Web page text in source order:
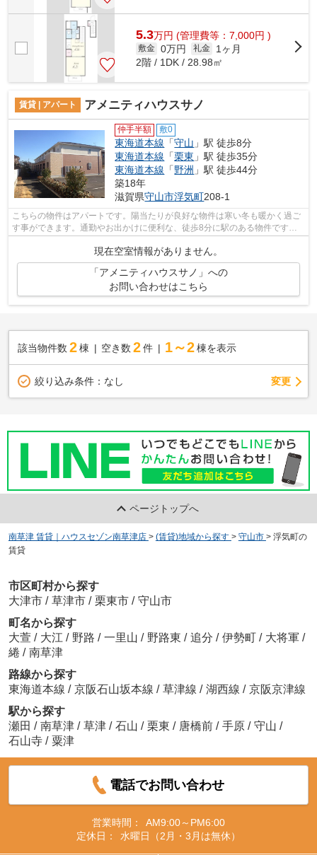
5.3万円 (管理費等：7,000円 )
敷金 0万円 礼金
1ヶ月
2階 / 1DK / 28.98㎡
賃貸 | アパート アメニティハウスサノ
仲手半額 敷0
東海道本線 「守山 」駅 徒歩8分
東海道本線 「栗東 」駅 徒歩35分
東海道本線 「野洲 」駅 徒歩44分
築18年
滋賀県守山市浮気町208-1
こちらの物件はアパートです。陽当たりが良好な物件は寒い冬も暖かく過ご
す事ができます。通勤やお出かけに便利な、徒歩8分に駅のある物件です。
現在空室情報がありません。
「アメニティハウスサノ」への
お問い合わせはこちら
該当物件数 2棟 空き数 2 件 1～2 棟を表示
絞り込み条件： なし 変更
ページトップへ
南草津 賃貸｜ハウスセゾン南草津店 > (賃貸)地域から探す > 守山市 > 浮気町の
賃貸
市区町村から探す
大津市 / 草津市 / 栗東市 / 守山市
町名から探す
大萱 / 大江 / 野路 / 一里山 / 野路東 / 追分 / 伊勢町 / 大将軍 /
綣 / 南草津
路線から探す
東海道本線 / 京阪石山坂本線 / 草津線 / 湖西線 / 京阪京津線
駅から探す
瀬田 / 南草津 / 草津 / 石山 / 栗東 / 唐橋前 / 手原 / 守山 /
石山寺 / 粟津
電話でお問い合わせ
営業時間：
AM9:00～PM6:00
定休日：
水曜日（2月・3月は無休）